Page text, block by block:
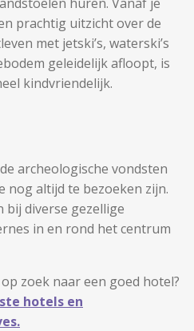
prachtig uitzicht over de
met jetski’s, waterski’s
geleidelijk afloopt, is
kindvriendelijk.
archeologische vondsten
nog altijd te bezoeken zijn.
bij diverse gezellige
in en rond het centrum
zoek naar een goed hotel?
hotels en